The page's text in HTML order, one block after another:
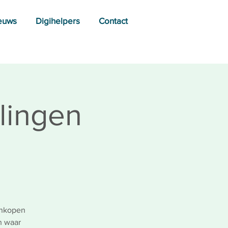
Digihelpers Contact
waar